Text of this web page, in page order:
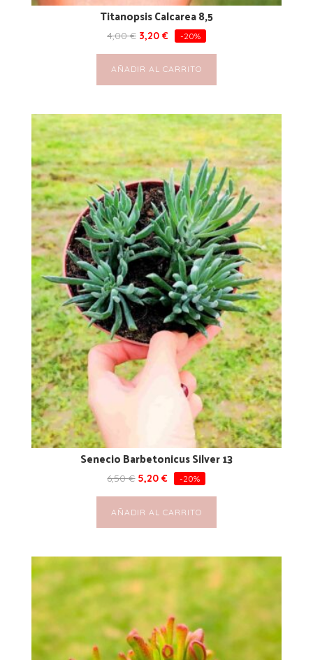
Titanopsis Calcarea 8,5
4,00€ 3,20 € -20%
AÑADIR AL CARRITO
Senecio Barbetonicus Silver 13
6,50€ 5,20€ -20%
AÑADIR AL CARRITO